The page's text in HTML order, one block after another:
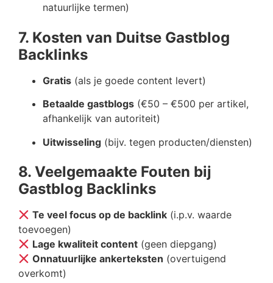
natuurlijke termen)
7. Kosten van Duitse Gastblog
Backlinks
Gratis (als je goede content levert)
Betaalde gastblogs (€50 – €500 per artikel,
afhankelijk van autoriteit)
Uitwisseling (bijv. tegen producten/diensten)
8. Veelgemaakte Fouten bij
Gastblog Backlinks
Te veel focus op de backlink (i.p.v. waarde
toevoegen)
Lage kwaliteit content (geen diepgang)
Onnatuurlijke ankerteksten (overtuigend
overkomt)